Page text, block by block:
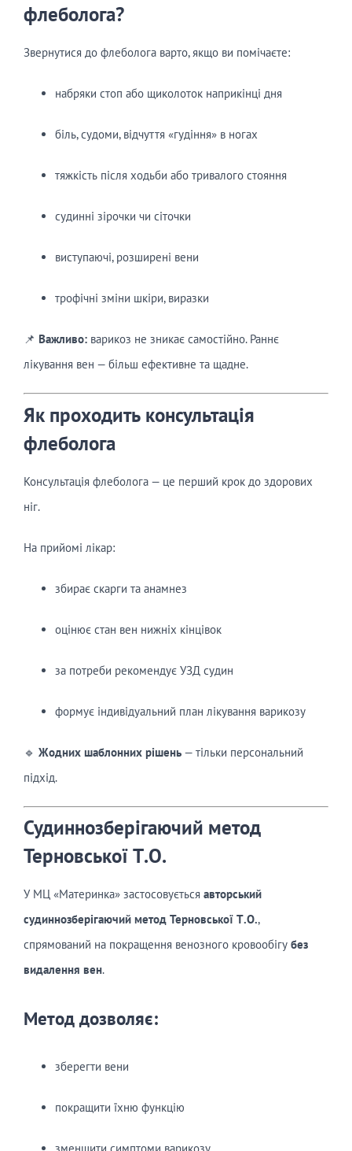
флеболога?
Звернутися до флеболога варто, якщо ви помічаєте:
набряки стоп або щиколоток наприкінці дня
біль, судоми, відчуття «гудіння» в ногах
тяжкість після ходьби або тривалого стояння
судинні зірочки чи сіточки
виступаючі, розширені вени
трофічні зміни шкіри, виразки
📌 Важливо:варикоз не зникає самостійно. Раннє
лікування вен — більш ефективне та щадне.
Як проходить консультація
флеболога
Консультація флеболога — це перший крок до здорових
ніг.
На прийомі лікар:
збирає скарги та анамнез
оцінює стан вен нижніх кінцівок
за потреби рекомендує УЗД судин
формує індивідуальний план лікування варикозу
🔹 Жодних шаблонних рішень— тільки персональний
підхід.
Судиннозберігаючий метод
Терновської Т.О.
У МЦ «Материнка» застосовується авторський
судиннозберігаючий метод Терновської Т.О.,
спрямований на покращення венозного кровообігу без
видалення вен.
Метод дозволяє:
зберегти вени
покращити їхню функцію